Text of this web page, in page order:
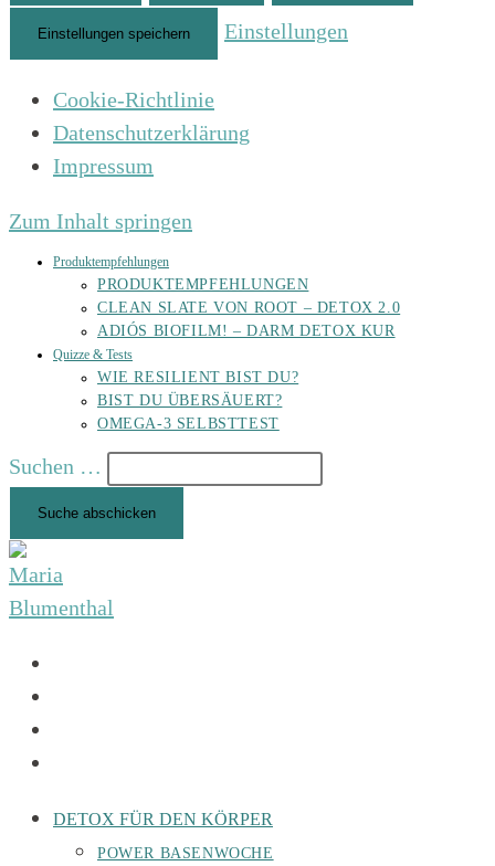
Einstellungen speichern Einstellungen
Cookie-Richtlinie
Datenschutzerklärung
Impressum
Zum Inhalt springen
Produktempfehlungen
PRODUKTEMPFEHLUNGEN
CLEAN SLATE VON ROOT – DETOX 2.0
ADIÓS BIOFILM! – DARM DETOX KUR
Quizze & Tests
WIE RESILIENT BIST DU?
BIST DU ÜBERSÄUERT?
OMEGA-3 SELBSTTEST
Suchen …
Suche abschicken
DETOX FÜR DEN KÖRPER
POWER BASENWOCHE